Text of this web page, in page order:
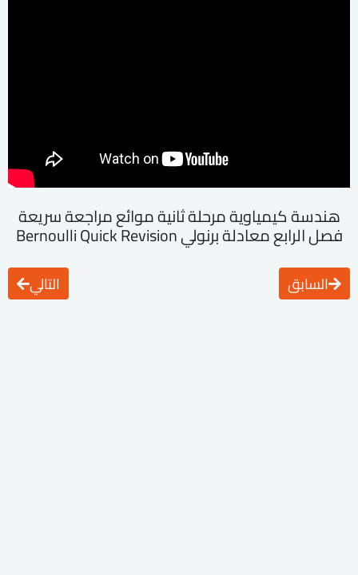
هندسة كيمياوية مرحلة ثانية موائع مراجعة سريعة
فصل الرابع معادلة برنولي Bernoulli Quick Revision
السابق التالي